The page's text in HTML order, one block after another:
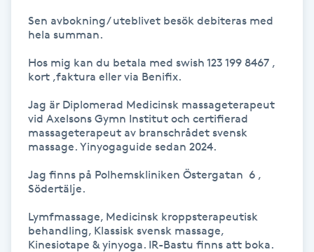
Hälsa
Hälsprickor
Idrottsmassage
IR-massage
Sen avbokning/ uteblivet besök debiteras med
hela summan.
Hos mig kan du betala med swish 123 199 8467 ,
kort ,faktura eller via Benifix.
Jag är Diplomerad Medicinsk massageterapeut
vid Axelsons Gymn Institut och certifierad
massageterapeut av branschrådet svensk
massage. Yinyogaguide sedan 2024.
Jag finns på Polhemskliniken Östergatan  6 ,
Södertälje.
Lymfmassage, Medicinsk kroppsterapeutisk
behandling, Klassisk svensk massage,
Kinesiotape & yinyoga. IR-Bastu finns att boka.